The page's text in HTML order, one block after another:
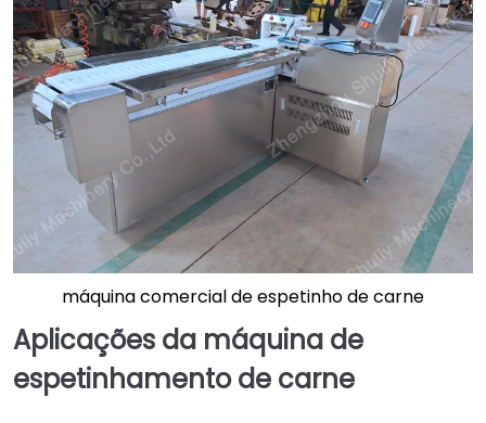
máquina comercial de espetinho de carne
Aplicações da máquina de
espetinhamento de carne